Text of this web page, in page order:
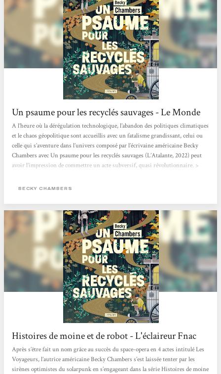
Un psaume pour les recyclés sauvages - Le Monde
A l’heure où la dérégulation technologique, l’abandon des politiques climatiques
et le chaos géopolitique sont accueillis avec un fatalisme grandissant, celui ou
celle qui s’aventure dans l’univers composé par l’écrivaine américaine Becky
Chambers avec Un psaume pour les recyclés sauvages (L’Atalante, 2022) peut
avoir l’impression de commettre un acte subversif, quasi révolutionnaire. >
BECKY CHAMBERS
Histoires de moine et de robot - L'éclaireur Fnac
Après s’être fait un nom grâce au succès du space-opera en 4 actes intitulé Les
Voyageurs, l’autrice américaine Becky Chambers s’est laissée tenter par les
sirènes optimistes du solarpunk en s’engageant dans la série Histoires de moine